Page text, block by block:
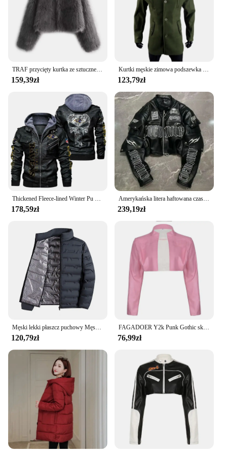
159,39zł 123,79zł
178,59zł
Amerykańska litera haftowana czaszka styl motocyklowy PU skórzana kurtka wersja koreańska 2024 główna moda uliczna krótka kurtka damska
239,19zł
Męski lekki płaszcz puchowy Męska kurtka puchowa ze stójką Biała kurtka puchowa z kieszeniami na zamek błyskawiczny Pikowana odzież wierzchnia dla długiej
120,79zł
FAGADOER Y2k Punk Gothic skórzana kurtka damska przycięta klapa wyszywane litery Moto kurtki płaszcz krótka damska odzież uliczna nowość
76,99zł